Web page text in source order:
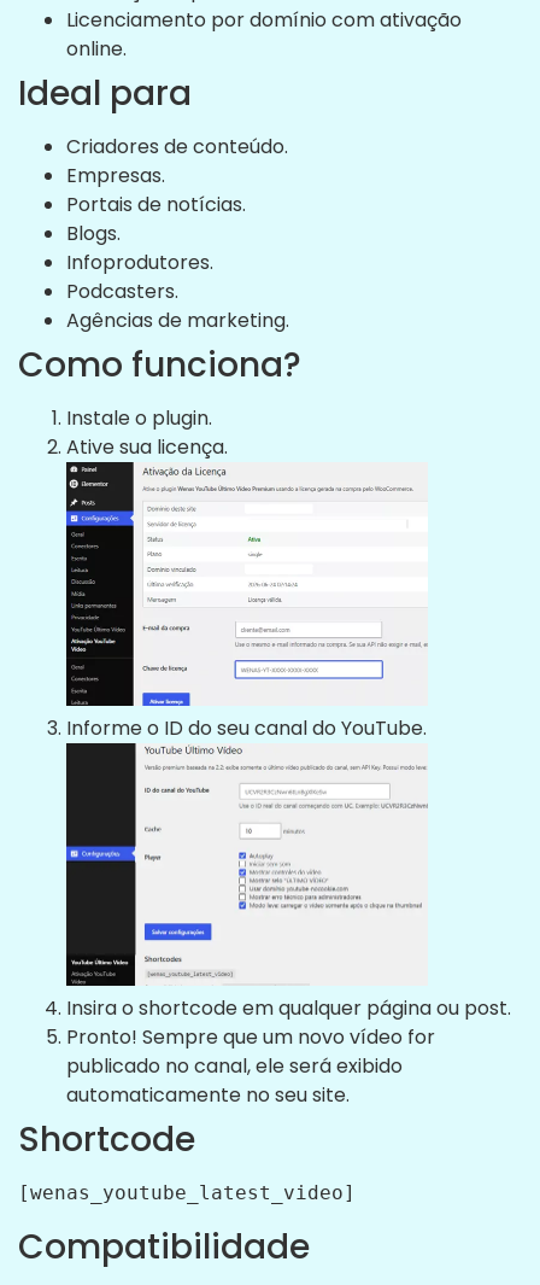
Licenciamento por domínio com ativação
online.
Ideal para
Criadores de conteúdo.
Empresas.
Portais de notícias.
Blogs.
Infoprodutores.
Podcasters.
Agências de marketing.
Como funciona?
Instale o plugin.
Ative sua licença.
Informe o ID do seu canal do YouTube.
Insira o shortcode em qualquer página ou post.
Pronto! Sempre que um novo vídeo for
publicado no canal, ele será exibido
automaticamente no seu site.
Shortcode
[wenas_youtube_latest_video]
Compatibilidade